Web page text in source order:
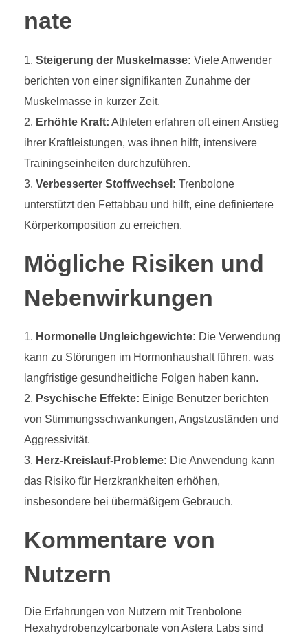
nate
Steigerung der Muskelmasse: Viele Anwender
berichten von einer signifikanten Zunahme der
Muskelmasse in kurzer Zeit.
Erhöhte Kraft: Athleten erfahren oft einen Anstieg
ihrer Kraftleistungen, was ihnen hilft, intensivere
Trainingseinheiten durchzuführen.
Verbesserter Stoffwechsel: Trenbolone
unterstützt den Fettabbau und hilft, eine definiertere
Körperkomposition zu erreichen.
Mögliche Risiken und
Nebenwirkungen
Hormonelle Ungleichgewichte: Die Verwendung
kann zu Störungen im Hormonhaushalt führen, was
langfristige gesundheitliche Folgen haben kann.
Psychische Effekte: Einige Benutzer berichten
von Stimmungsschwankungen, Angstzuständen und
Aggressivität.
Herz-Kreislauf-Probleme: Die Anwendung kann
das Risiko für Herzkrankheiten erhöhen,
insbesondere bei übermäßigem Gebrauch.
Kommentare von
Nutzern
Die Erfahrungen von Nutzern mit Trenbolone
Hexahydrobenzylcarbonate von Astera Labs sind